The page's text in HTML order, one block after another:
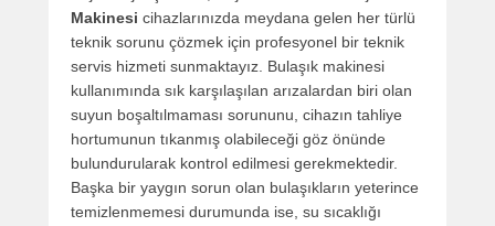
Makinesi cihazlarınızda meydana gelen her türlü
teknik sorunu çözmek için profesyonel bir teknik
servis hizmeti sunmaktayız. Bulaşık makinesi
kullanımında sık karşılaşılan arızalardan biri olan
suyun boşaltılmaması sorununu, cihazın tahliye
hortumunun tıkanmış olabileceği göz önünde
bulundurularak kontrol edilmesi gerekmektedir.
Başka bir yaygın sorun olan bulaşıkların yeterince
temizlenmemesi durumunda ise, su sıcaklığı